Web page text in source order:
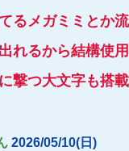
るメガミミとか
れるから結構使
撃つ大文字も搭
2026/05/10(日)